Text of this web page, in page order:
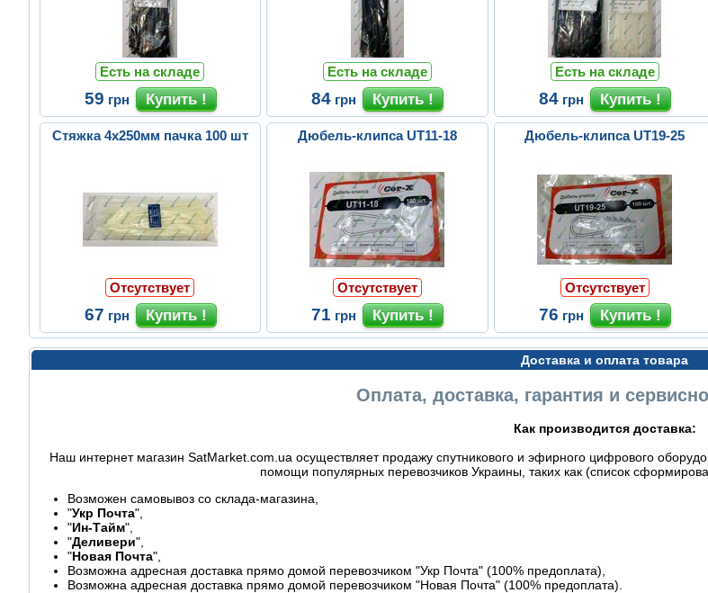
Есть на складе
59 грн
Есть на складе
84 грн
Есть на складе
84 грн
Стяжка 4х250мм пачка 100 шт
Отсутствует
67 грн
Дюбель-клипса UT11-18
Отсутствует
71 грн
Дюбель-клипса UT19-25
Отсутствует
76 грн
Доставка и оплата товара
Оплата, доставка, гарантия и
Как производится доставка:
Наш интернет магазин SatMarket.com.ua осуществляет продажу спутникового и эфирного цифрового
помощи популярных перевозчиков Украины, таких как (список
Возможен самовывоз со склада-магазина,
"Укр Почта",
"Ин-Тайм",
"Деливери",
"Новая Почта",
Возможна адресная доставка прямо домой перевозчиком "Укр Почта" (100% предоплата),
Возможна адресная доставка прямо домой перевозчиком "Новая Почта" (100% предоплата).